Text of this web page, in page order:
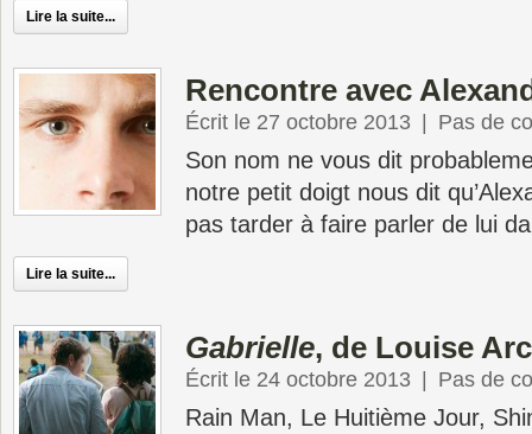
Lire la suite...
Rencontre avec
Écrit le 27 octobre 2013 Pas de
Son nom ne vous dit
notre petit doigt nous dit
pas tarder à faire parler de lui
Lire la suite...
Gabrielle, de Louise
Écrit le 24 octobre 2013 Pas de
Rain Man, Le Huitième Jour,